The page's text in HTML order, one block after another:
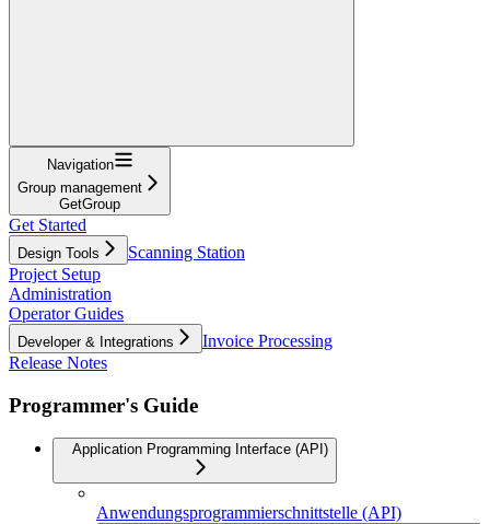
Navigation
Group management
GetGroup
Get Started
Design Tools
Scanning Station
Project Setup
Administration
Operator Guides
Developer & Integrations
Invoice Processing
Release Notes
Programmer's Guide
Application Programming Interface (API)
Anwendungsprogrammierschnittstelle (API)